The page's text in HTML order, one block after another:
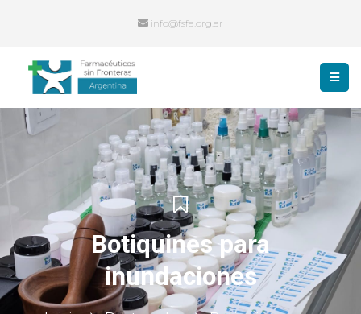
info@fsfa.org.ar
Botiquines para
inundaciones